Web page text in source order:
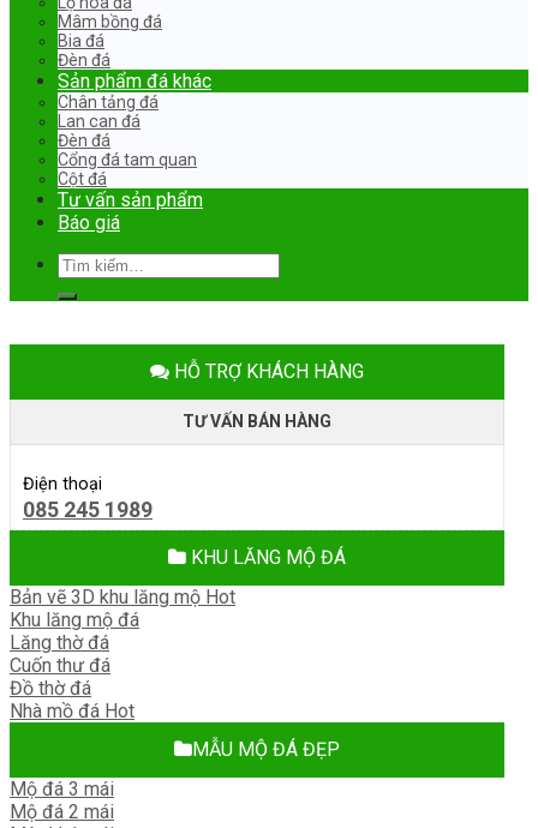
Mâm bồng đá
Bia đá
Đèn đá
Sản phẩm đá khác
Chân tảng đá
Lan can đá
Đèn đá
Cổng đá tam quan
Cột đá
Tư vấn sản phẩm
Báo giá
Tìm
kiếm:
HỖ TRỢ KHÁCH HÀNG
TƯ VẤN BÁN HÀNG
Điện thoại
085 245 1989
KHU LĂNG MỘ ĐÁ
Bản vẽ 3D khu lăng mộ
Khu lăng mộ đá
Lăng thờ đá
Cuốn thư đá
Đồ thờ đá
Nhà mồ đá
MẪU MỘ ĐÁ ĐẸP
Mộ đá 3 mái
Mộ đá 2 mái